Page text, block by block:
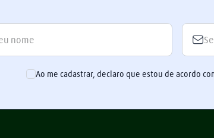
Ao me cadastrar, declaro que estou de acordo